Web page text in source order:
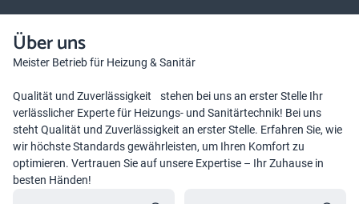
Über uns
Meister Betrieb für Heizung & Sanitär
Qualität und Zuverlässigkeit stehen bei uns an erster Stelle Ihr
verlässlicher Experte für Heizungs- und Sanitärtechnik! Bei uns
steht Qualität und Zuverlässigkeit an erster Stelle. Erfahren Sie, wie
wir höchste Standards gewährleisten, um Ihren Komfort zu
optimieren. Vertrauen Sie auf unsere Expertise – Ihr Zuhause in
besten Händen!